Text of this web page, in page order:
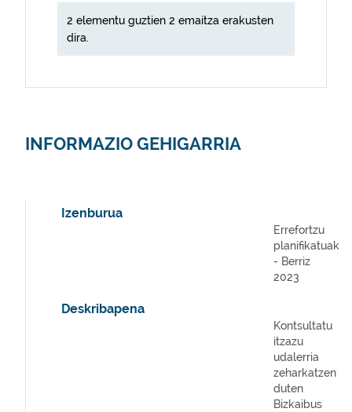
2 elementu guztien 2 emaitza erakusten
dira.
INFORMAZIO GEHIGARRIA
Izenburua
Errefortzu
planifikatuak
- Berriz
2023
Deskribapena
Kontsultatu
itzazu
udalerria
zeharkatzen
duten
Bizkaibus